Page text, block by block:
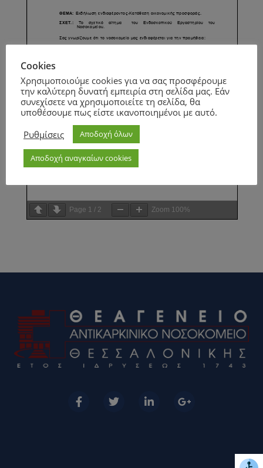
Page 1 / 2 Zoom 100%
Cookies
Χρησιμοποιούμε cookies για να σας προσφέρουμε
την καλύτερη δυνατή εμπειρία στη σελίδα μας. Εάν
συνεχίσετε να χρησιμοποιείτε τη σελίδα, θα
υποθέσουμε πως είστε ικανοποιημένοι με αυτό.
Ρυθμίσεις
Αποδοχή όλων
Αποδοχή αναγκαίων cookies